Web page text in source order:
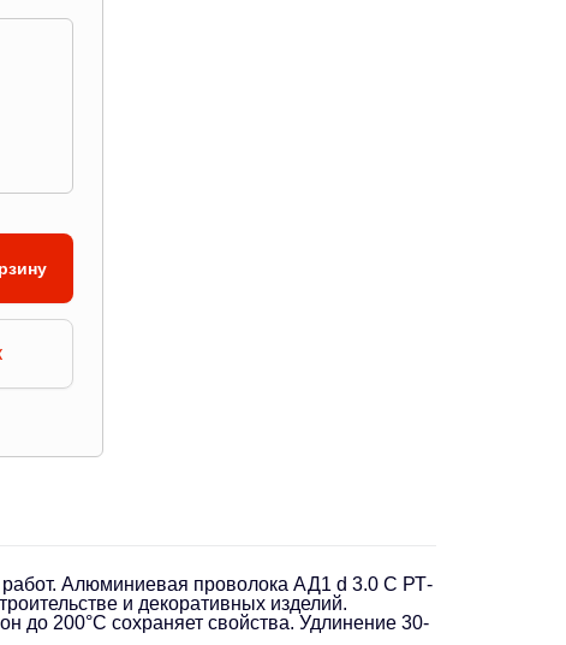
работ. Алюминиевая проволока АД1 d 3.0 С РТ-
и декоративных изделий.
до 200°C сохраняет свойства. Удлинение 30-